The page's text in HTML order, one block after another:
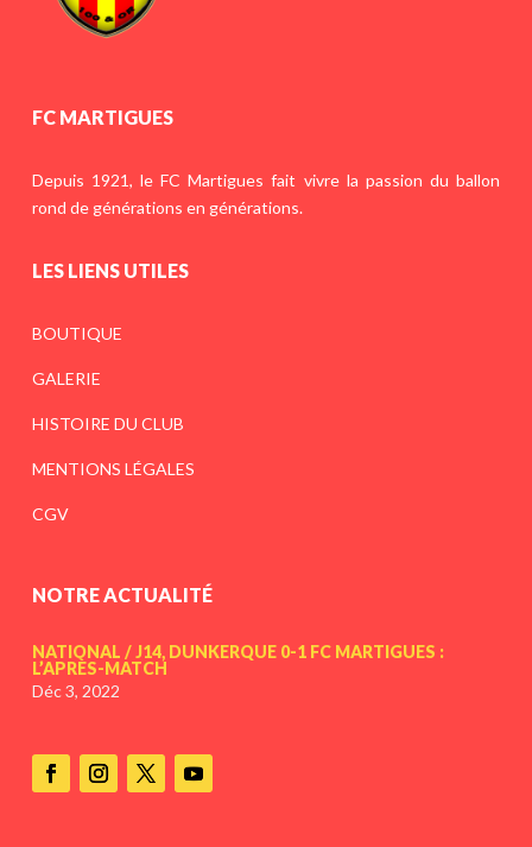
FC MARTIGUES
Depuis 1921, le FC Martigues fait vivre la passion du ballon
rond de générations en générations.
LES LIENS UTILES
BOUTIQUE
GALERIE
HISTOIRE DU CLUB
MENTIONS LÉGALES
CGV
NOTRE ACTUALITÉ
NATIONAL / J14, DUNKERQUE 0-1 FC MARTIGUES :
L’APRÈS-MATCH
Déc 3, 2022